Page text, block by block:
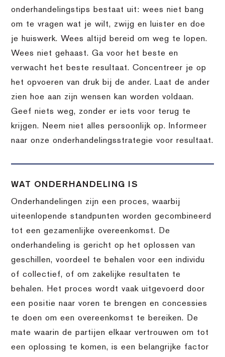
onderhandelingstips bestaat uit: wees niet bang
om te vragen wat je wilt, zwijg en luister en doe
je huiswerk. Wees altijd bereid om weg te lopen.
Wees niet gehaast. Ga voor het beste en
verwacht het beste resultaat. Concentreer je op
het opvoeren van druk bij de ander. Laat de ander
zien hoe aan zijn wensen kan worden voldaan.
Geef niets weg, zonder er iets voor terug te
krijgen. Neem niet alles persoonlijk op. Informeer
naar onze onderhandelingsstrategie voor resultaat.
WAT ONDERHANDELING IS
Onderhandelingen zijn een proces, waarbij
uiteenlopende standpunten worden gecombineerd
tot een gezamenlijke overeenkomst. De
onderhandeling is gericht op het oplossen van
geschillen, voordeel te behalen voor een individu
of collectief, of om zakelijke resultaten te
behalen. Het proces wordt vaak uitgevoerd door
een positie naar voren te brengen en concessies
te doen om een overeenkomst te bereiken. De
mate waarin de partijen elkaar vertrouwen om tot
een oplossing te komen, is een belangrijke factor